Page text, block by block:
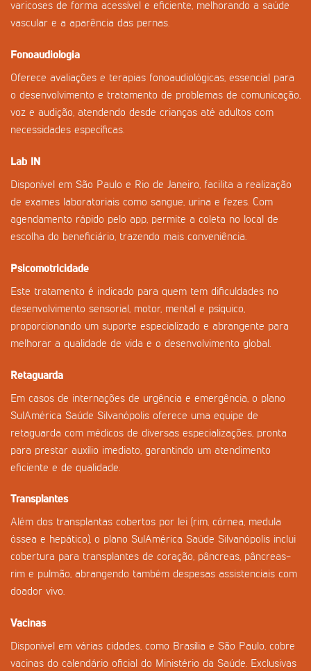
varicoses de forma acessível e eficiente, melhorando a saúde
vascular e a aparência das pernas.
Fonoaudiologia
Oferece avaliações e terapias fonoaudiológicas, essencial para
o desenvolvimento e tratamento de problemas de comunicação,
voz e audição, atendendo desde crianças até adultos com
necessidades específicas.
Lab IN
Disponível em São Paulo e Rio de Janeiro, facilita a realização
de exames laboratoriais como sangue, urina e fezes. Com
agendamento rápido pelo app, permite a coleta no local de
escolha do beneficiário, trazendo mais conveniência.
Psicomotricidade
Este tratamento é indicado para quem tem dificuldades no
desenvolvimento sensorial, motor, mental e psíquico,
proporcionando um suporte especializado e abrangente para
melhorar a qualidade de vida e o desenvolvimento global.
Retaguarda
Em casos de internações de urgência e emergência, o plano
SulAmérica Saúde Silvanópolis oferece uma equipe de
retaguarda com médicos de diversas especializações, pronta
para prestar auxílio imediato, garantindo um atendimento
eficiente e de qualidade.
Transplantes
Além dos transplantas cobertos por lei (rim, córnea, medula
óssea e hepático), o plano SulAmérica Saúde Silvanópolis inclui
cobertura para transplantes de coração, pâncreas, pâncreas-
rim e pulmão, abrangendo também despesas assistenciais com
doador vivo.
Vacinas
Disponível em várias cidades, como Brasília e São Paulo, cobre
vacinas do calendário oficial do Ministério da Saúde. Exclusivas